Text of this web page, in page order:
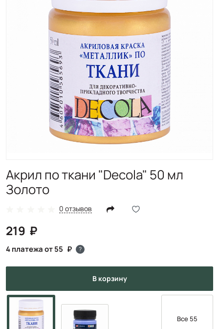
Акрил по ткани "Decola" 50 мл
Золото
0 отзывов
219
4 платежа от 55 ?
в корзину
Все 55